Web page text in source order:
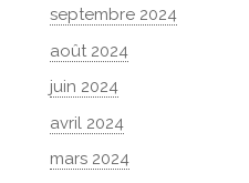
septembre 2024
août 2024
juin 2024
avril 2024
mars 2024